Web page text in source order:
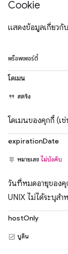
Cookie
แสดงข้อมูลเกี่ยวกั
พร็อพเพอร์ตี้
โดเมน
สตริง
โดเมนของคุกกี้ (เ
expirationDate
หมายเลข ไม่บังคับ
วันที่หมดอายุของ
UNIX ไม่ได้ระบุส
hostOnly
บูลีน